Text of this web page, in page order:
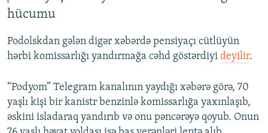
hücumu
Podolskdan gələn digər xəbərdə pensiyaçı cütlüyün
hərbi komissarlığı yandırmağa cəhd göstərdiyi deyilir.
“Podyom” Telegram kanalının yaydığı xəbərə görə, 70
yaşlı kişi bir kanistr benzinlə komissarlığa yaxınlaşıb,
əskini isladaraq yandırıb və onu pəncərəyə qoyub. Onun